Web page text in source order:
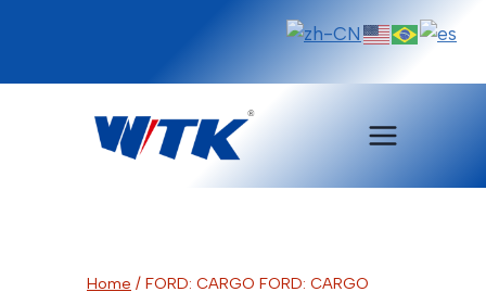
Home / FORD: CARGO FORD: CARGO